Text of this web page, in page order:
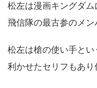
松左は漫画キングダム
飛信隊の最古参のメン
松左は槍の使い手と
利かせたセリフもあり